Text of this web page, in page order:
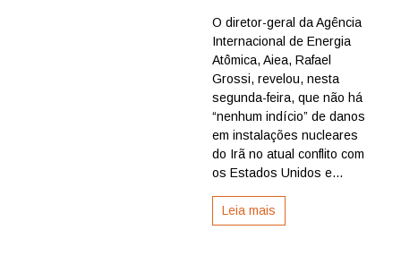
nuclear
em
meio
ao
conflito
O diretor-geral da Agência
Internacional de Energia
Atômica, Aiea, Rafael
Grossi, revelou, nesta
segunda-feira, que não há
“nenhum indício” de danos
em instalações nucleares
do Irã no atual conflito com
os Estados Unidos e...
Leia mais